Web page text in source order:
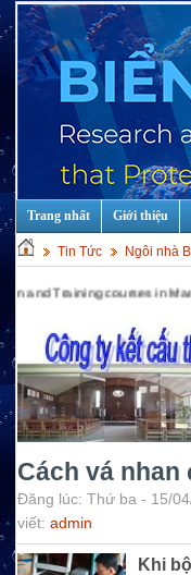
Trang nhất Giới thiệu
Tin Tức Ngôi nhà
in Marine Scientist
Cách vá nhan
Đăng lúc: Thứ ba - 15/
viết: admin
Khi